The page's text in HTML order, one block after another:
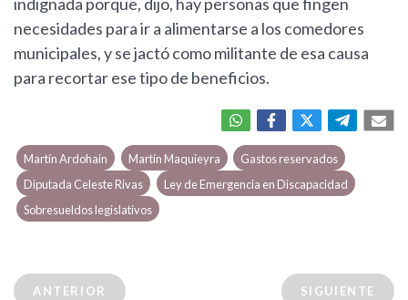
necesidades para ir a alimentarse a los comedores
municipales, y se jactó como militante de esa causa
para recortar ese tipo de beneficios.
Martín Ardohain Martin Maquieyra
Gastos reservados
Diputada Celeste Rivas
Ley de Emergencia en Discapacidad
Sobresueldos legislativos
ANTERIOR SIGUIENTE